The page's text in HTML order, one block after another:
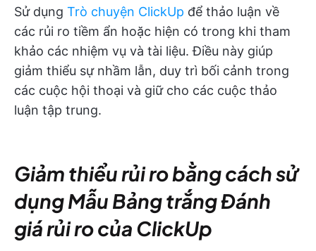
Sử dụng Trò chuyện ClickUp để thảo luận về
các rủi ro tiềm ẩn hoặc hiện có trong khi tham
khảo các nhiệm vụ và tài liệu. Điều này giúp
giảm thiểu sự nhầm lẫn, duy trì bối cảnh trong
các cuộc hội thoại và giữ cho các cuộc thảo
luận tập trung.
Giảm thiểu rủi ro bằng cách sử
dụng Mẫu Bảng trắng Đánh
giá rủi ro của ClickUp